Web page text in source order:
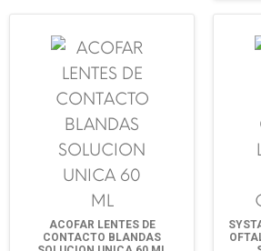
ACOFAR LENTES DE
CONTACTO BLANDAS